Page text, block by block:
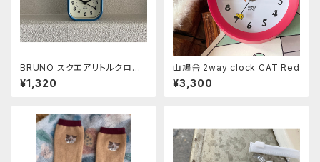
BRUNO スクエアリトルクロッ
ク ブルー
¥1,320
山鳩舎 2way clock CAT Red
¥3,300